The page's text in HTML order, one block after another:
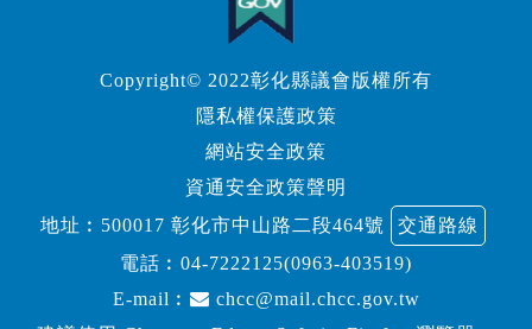
Copyright© 2022彰化縣議會版權所有
隱私權保護政策
網站安全政策
資通安全政策聲明
地址︰500017 彰化市中山路二段464號
交通路線
電話︰ 04-7222125(0963-403519)
E-mail︰
chcc@mail.chcc.gov.tw